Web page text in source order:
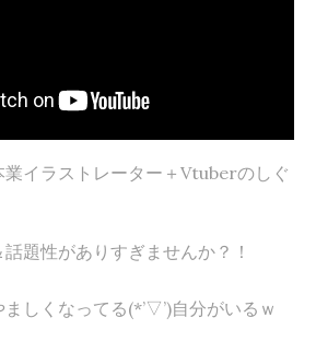
業イラストレーター＋Vtuberのしぐ
題性がありすぎませんか？！
しくなってる(*’▽’)自分がいるｗ